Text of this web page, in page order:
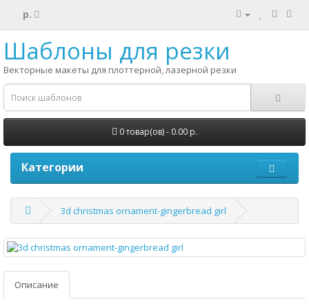
р.
Шаблоны для резки
Векторные макеты для плоттерной, лазерной резки
0 товар(ов) - 0.00 р.
Категории
3d christmas ornament-gingerbread girl
Описание